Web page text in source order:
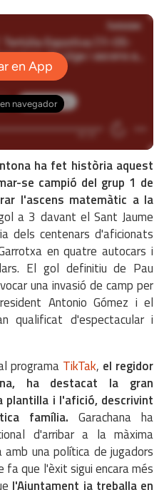
ha fet història aquest
se campió del grup 1 de
l'ascens matemàtic a la
a 3 davant el Sant Jaume
dels centenars d'aficionats
en quatre autocars i
El gol definitiu de Pau
una invasió de camp per
Antonio Gómez i el
qualificat d'espectacular i
programa TikTak, el regidor
ha destacat la gran
plantilla i l'afició, descrivint
família. Garachana ha
d'arribar a la màxima
una política de jugadors
fa que l'èxit sigui encara més
l'Ajuntament ja treballa en